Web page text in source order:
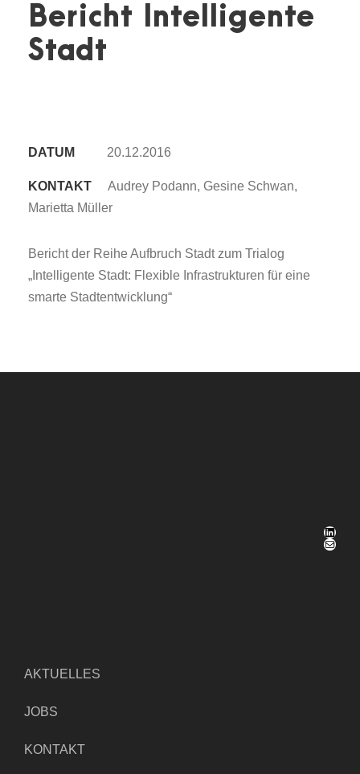
Bericht Intelligente
Stadt
DATUM 20.12.2016
KONTAKT
Audrey Podann, Gesine Schwan,
Marietta Müller
Bericht der Reihe Aufbruch Stadt zum Trialog
„Intelligente Stadt: Flexible Infrastrukturen für eine
smarte Stadtentwicklung“
LinkedIn
E-Mail
AKTUELLES
JOBS
KONTAKT